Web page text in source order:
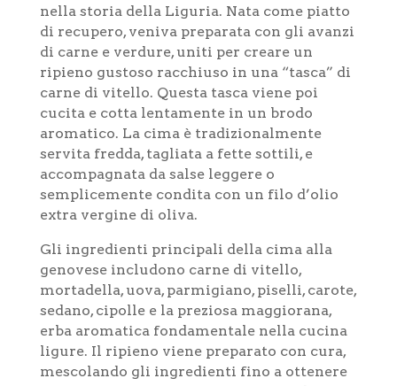
nella storia della Liguria. Nata come piatto
di recupero, veniva preparata con gli avanzi
di carne e verdure, uniti per creare un
ripieno gustoso racchiuso in una “tasca” di
carne di vitello. Questa tasca viene poi
cucita e cotta lentamente in un brodo
aromatico. La cima è tradizionalmente
servita fredda, tagliata a fette sottili, e
accompagnata da salse leggere o
semplicemente condita con un filo d’olio
extra vergine di oliva.
Gli ingredienti principali della cima alla
genovese includono carne di vitello,
mortadella, uova, parmigiano, piselli, carote,
sedano, cipolle e la preziosa maggiorana,
erba aromatica fondamentale nella cucina
ligure. Il ripieno viene preparato con cura,
mescolando gli ingredienti fino a ottenere